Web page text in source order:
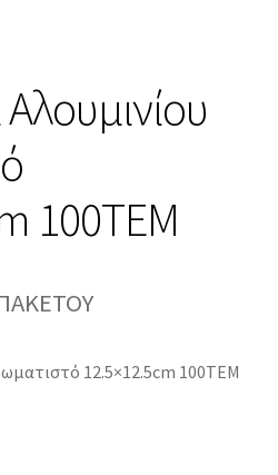
100ΤΕΜ
12.5×12.5cm 100ΤΕΜ